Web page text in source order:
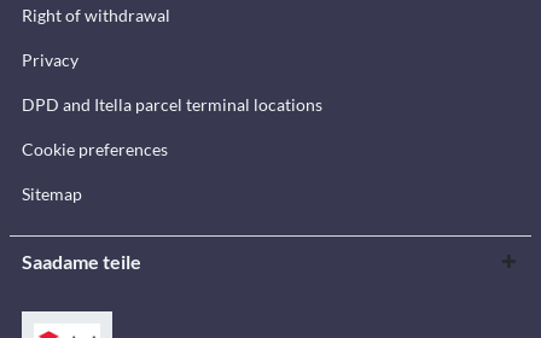
Right of withdrawal
Privacy
DPD and Itella parcel terminal locations
Cookie preferences
Sitemap
Saadame teile